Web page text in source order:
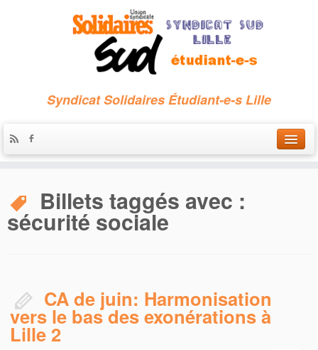
Syndicat Solidaires Étudiant-e-s Lille
Qui sommes-nous ?
Billets taggés avec :
sécurité sociale
CA de juin: Harmonisation
vers le bas des exonérations à
Lille 2